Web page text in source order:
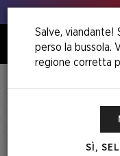
Salve, viandante!
perso la bussola.
regione corretta
SÌ,